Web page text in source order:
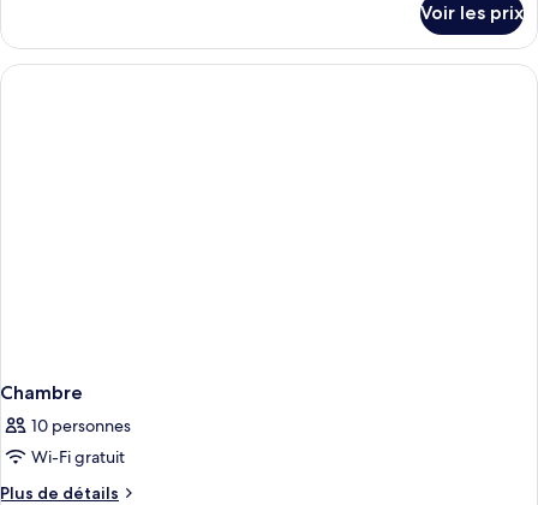
le
type
de
Voir les prix
Chambre
10 personnes
Wi-Fi gratuit
Plus de détails
Plus